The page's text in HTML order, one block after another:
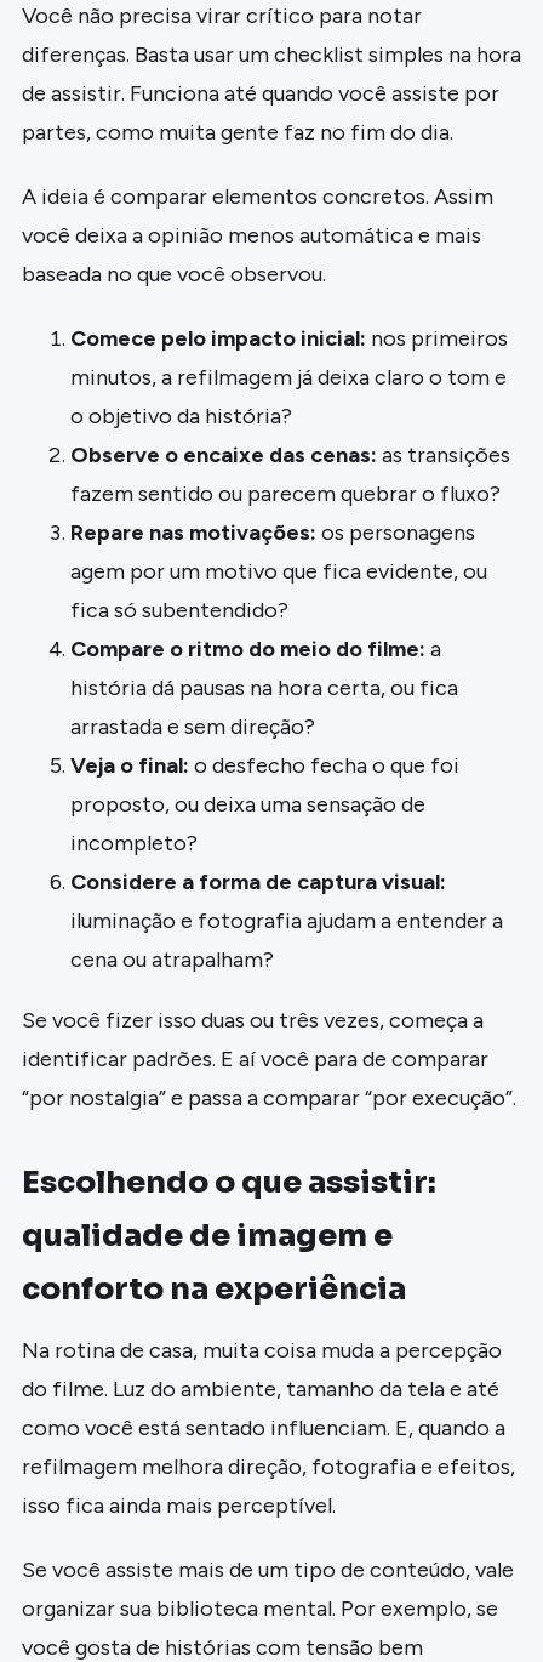
Você não precisa virar crítico para notar
diferenças. Basta usar um checklist simples na hora
de assistir. Funciona até quando você assiste por
partes, como muita gente faz no fim do dia.
A ideia é comparar elementos concretos. Assim
você deixa a opinião menos automática e mais
baseada no que você observou.
Comece pelo impacto inicial: nos primeiros
minutos, a refilmagem já deixa claro o tom e
o objetivo da história?
Observe o encaixe das cenas: as transições
fazem sentido ou parecem quebrar o fluxo?
Repare nas motivações: os personagens
agem por um motivo que fica evidente, ou
fica só subentendido?
Compare o ritmo do meio do filme: a
história dá pausas na hora certa, ou fica
arrastada e sem direção?
Veja o final: o desfecho fecha o que foi
proposto, ou deixa uma sensação de
incompleto?
Considere a forma de captura visual:
iluminação e fotografia ajudam a entender a
cena ou atrapalham?
Se você fizer isso duas ou três vezes, começa a
identificar padrões. E aí você para de comparar
“por nostalgia” e passa a comparar “por execução”.
Escolhendo o que assistir:
qualidade de imagem e
conforto na experiência
Na rotina de casa, muita coisa muda a percepção
do filme. Luz do ambiente, tamanho da tela e até
como você está sentado influenciam. E, quando a
refilmagem melhora direção, fotografia e efeitos,
isso fica ainda mais perceptível.
Se você assiste mais de um tipo de conteúdo, vale
organizar sua biblioteca mental. Por exemplo, se
você gosta de histórias com tensão bem